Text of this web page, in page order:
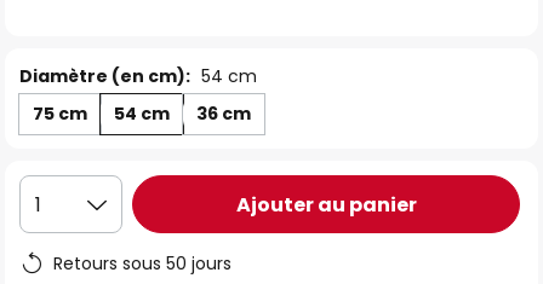
Diamètre (en cm): 54 cm
75 cm
54 cm 36 cm
1 Ajouter au panier
Retours sous 50 jours